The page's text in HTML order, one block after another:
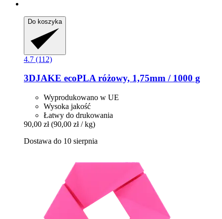
Do koszyka
4.7 (112)
3DJAKE ecoPLA różowy, 1,75mm / 1000 g
Wyprodukowano w UE
Wysoka jakość
Łatwy do drukowania
90,00 zł (90,00 zł / kg)
Dostawa do 10 sierpnia